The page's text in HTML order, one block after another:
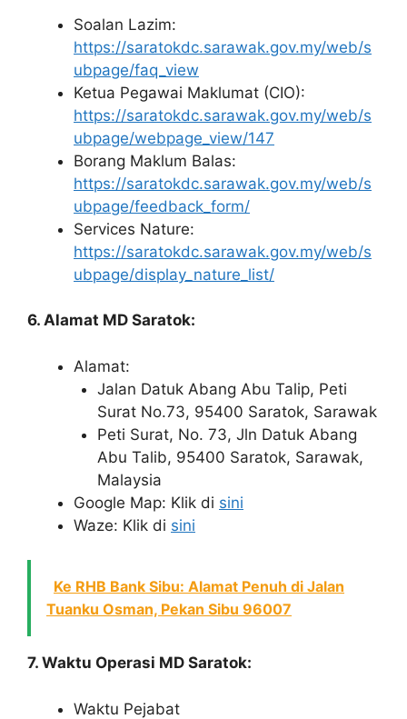
Soalan Lazim:
https://saratokdc.sarawak.gov.my/web/s
ubpage/faq_view
Ketua Pegawai Maklumat (CIO):
https://saratokdc.sarawak.gov.my/web/s
ubpage/webpage_view/147
Borang Maklum Balas:
https://saratokdc.sarawak.gov.my/web/s
ubpage/feedback_form/
Services Nature:
https://saratokdc.sarawak.gov.my/web/s
ubpage/display_nature_list/
6. Alamat MD Saratok:
Alamat:
Jalan Datuk Abang Abu Talip, Peti
Surat No.73, 95400 Saratok, Sarawak
Peti Surat, No. 73, Jln Datuk Abang
Abu Talib, 95400 Saratok, Sarawak,
Malaysia
Google Map: Klik di sini
Waze: Klik di sini
Ke RHB Bank Sibu: Alamat Penuh di Jalan
Tuanku Osman, Pekan Sibu 96007
7. Waktu Operasi MD Saratok:
Waktu Pejabat